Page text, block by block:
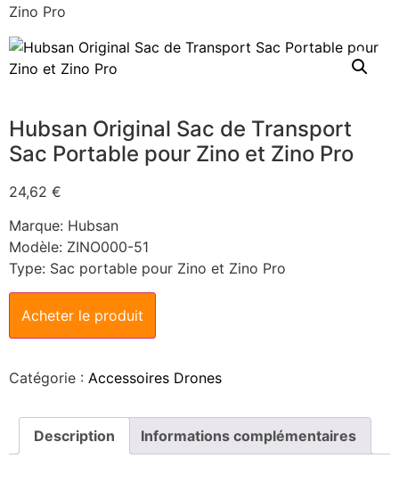
Zino Pro
Hubsan Original Sac de Transport
Sac Portable pour Zino et Zino Pro
24,62 €
Marque: Hubsan
Modèle: ZINO000-51
Type: Sac portable pour Zino et Zino Pro
Acheter le produit
Catégorie : Accessoires Drones
Description Informations complémentaires